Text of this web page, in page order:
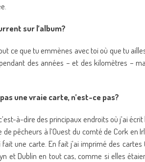
sur l’album?
ce que tu emmènes avec toi où que tu
des années – et des kilomètres –
une vraie carte, n’est-ce pas?
à-dire des principaux endroits où j’ai écrit
pêcheurs à l’Ouest du comté de Cork en
une carte. En fait j’ai imprimé des cartes
et Dublin en tout cas, comme si elles